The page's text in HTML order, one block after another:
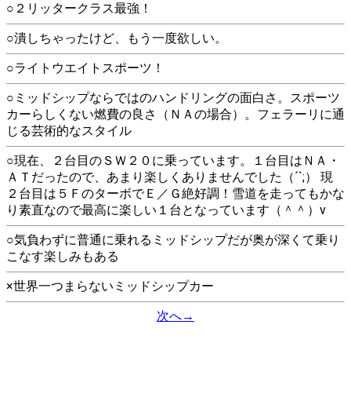
○２リッタークラス最強！
○潰しちゃったけど、もう一度欲しい。
○ライトウエイトスポーツ！
○ミッドシップならではのハンドリングの面白さ。スポーツ
カーらしくない燃費の良さ（ＮＡの場合）。フェラーリに通
じる芸術的なスタイル
○現在、２台目のＳＷ２０に乗っています。１台目はＮＡ・
ＡＴだったので、あまり楽しくありませんでした（´`;） 現
２台目は５ＦのターボでＥ／Ｇ絶好調！雪道を走ってもかな
り素直なので最高に楽しい１台となっています（＾＾）v
○気負わずに普通に乗れるミッドシップだが奥が深くて乗り
こなす楽しみもある
×世界一つまらないミッドシップカー
次へ→